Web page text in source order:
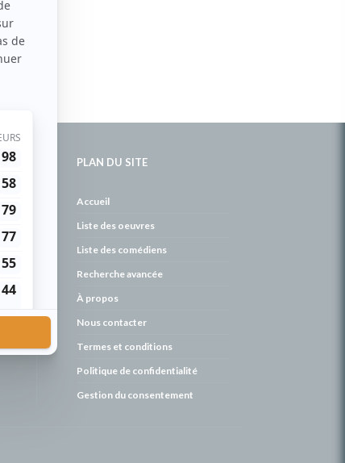
PLAN DU SITE
Accueil
Liste des oeuvres
Liste des comédiens
Recherche avancée
À propos
Nous contacter
Termes et conditions
Politique de confidentialité
Gestion du consentement